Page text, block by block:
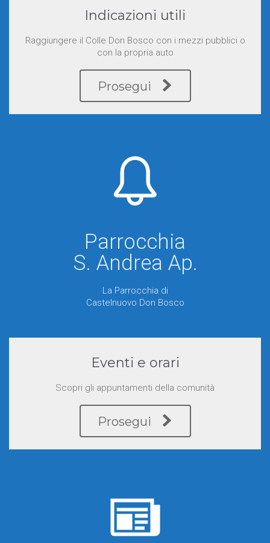
Indicazioni utili
Raggiungere il Colle Don Bosco con i mezzi pubblici o
con la propria auto
Prosegui 

Parrocchia
S. Andrea Ap.
La Parrocchia di
Castelnuovo Don Bosco
Eventi e orari
Scopri gli appuntamenti della comunità
Prosegui 
